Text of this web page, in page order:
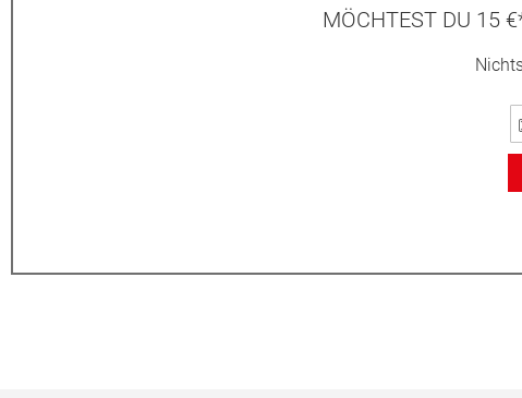
MÖCHTEST DU 15